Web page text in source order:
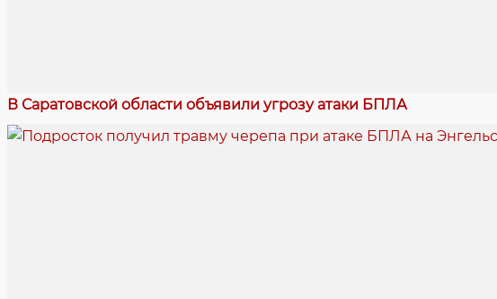
В Саратовской области объявили угрозу атаки БПЛА